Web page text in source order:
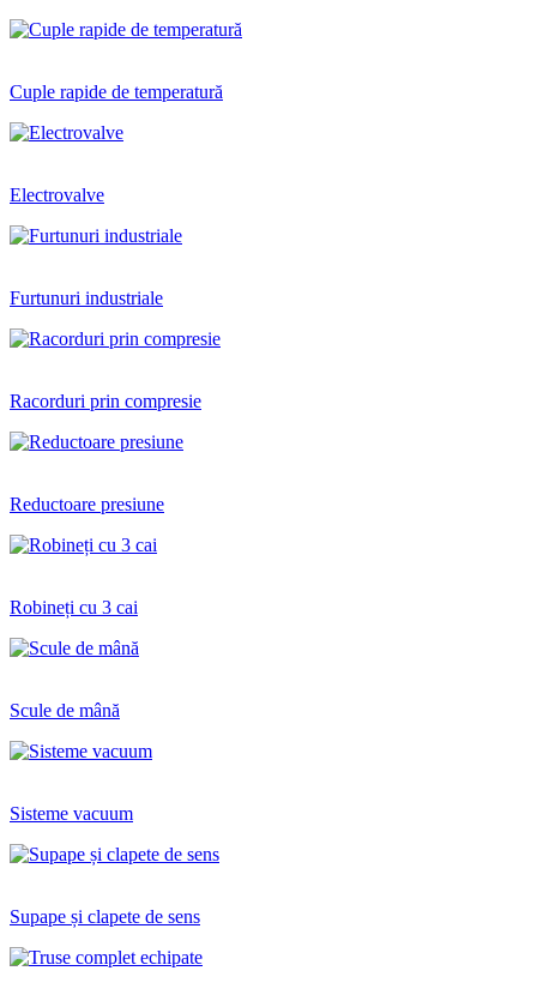
Cuple rapide de temperatură
Electrovalve
Furtunuri industriale
Racorduri prin compresie
Reductoare presiune
Robineți cu 3 cai
Scule de mână
Sisteme vacuum
Supape și clapete de sens